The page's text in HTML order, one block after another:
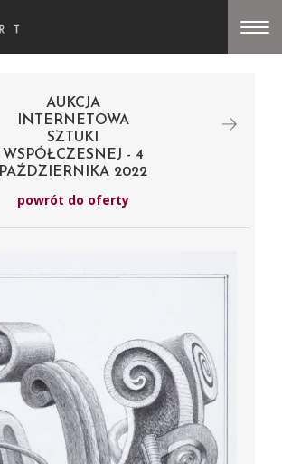
AUKCJA
INTERNETOWA
SZTUKI
WSPÓŁCZESNEJ - 4
PAŹDZIERNIKA 2022
powrót do oferty